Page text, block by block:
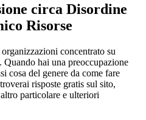
circa Disordine
Risorse
concentrato su
hai una preoccupazione
cosa del genere da come fare
risposte gratis sul sito,
particolare e ulteriori